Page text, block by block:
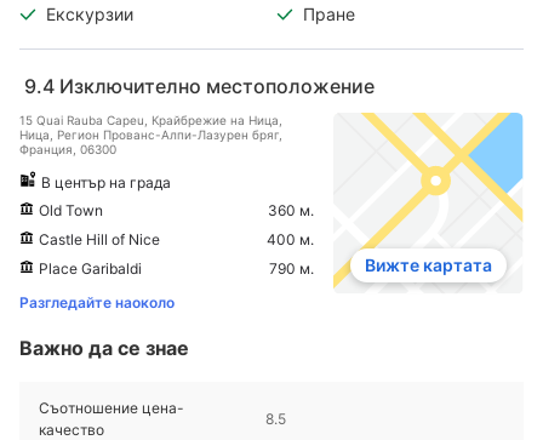
Екскурзии
Пране
9.4 Изключително местоположение
15 Quai Rauba Capeu, Крайбрежие на Ница,
Ница, Регион Прованс-Алпи-Лазурен бряг,
Франция, 06300
В център на града
Old Town
360 м.
Castle Hill of Nice
400 м.
Place Garibaldi
790 м.
Разгледайте наоколо
Вижте картата
Важно да се знае
Съотношение цена-
качество
8.5